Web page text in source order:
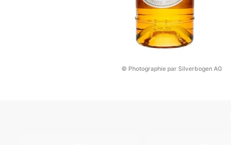
© Photographie par Silverbogen AG